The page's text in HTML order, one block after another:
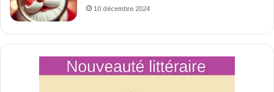
10 décembre 2024